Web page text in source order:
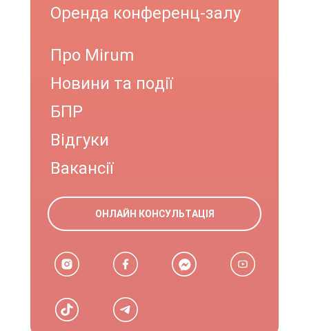
Оренда конференц-залу
Про Mirum
Новини та події
БПР
Відгуки
Вакансії
ОНЛАЙН КОНСУЛЬТАЦІЯ